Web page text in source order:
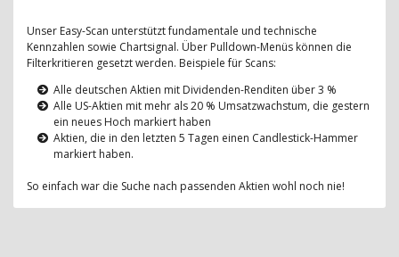
Unser Easy-Scan unterstützt fundamentale und technische
Kennzahlen sowie Chartsignal. Über Pulldown-Menüs können die
Filterkritieren gesetzt werden. Beispiele für Scans:
Alle deutschen Aktien mit Dividenden-Renditen über 3 %
Alle US-Aktien mit mehr als 20 % Umsatzwachstum, die gestern
ein neues Hoch markiert haben
Aktien, die in den letzten 5 Tagen einen Candlestick-Hammer
markiert haben.
So einfach war die Suche nach passenden Aktien wohl noch nie!